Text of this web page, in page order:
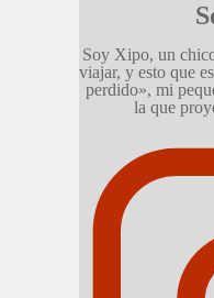
Soy Xipo, un
viajar, y esto que
perdido», mi
la que